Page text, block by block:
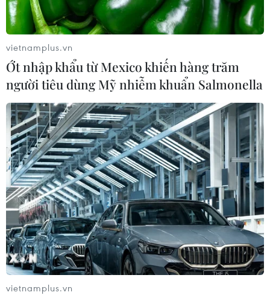
vietnamplus.vn
Ớt nhập khẩu từ Mexico khiến hàng trăm
người tiêu dùng Mỹ nhiễm khuẩn Salmonella
vietnamplus.vn